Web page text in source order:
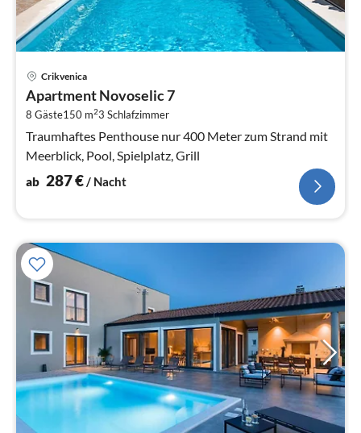
Crikvenica
Apartment Novoselic 7
8 Gäste150 m23 Schlafzimmer
Traumhaftes Penthouse nur 400 Meter zum Strand mit
Meerblick, Pool, Spielplatz, Grill
ab 287€/ Nacht